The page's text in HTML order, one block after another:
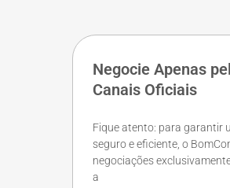
Negocie Apenas
Canais Oficiais
Fique atento: para garantir
seguro e eficiente, o
negociações
a